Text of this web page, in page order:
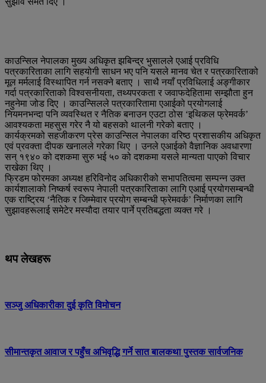
काउन्सिल नेपालका मुख्य अधिकृत झबिन्द्र भुसालले एआई प्रविधि
पत्रकारिताका लागि सहयोगी साधन भए पनि यसले मानव चेत र पत्रकारिताको
मूल मर्मलाई विस्थापित गर्न नसक्ने बताए । साथै नयाँ प्रविधिलाई अङ्गीकार
गर्दा पत्रकारिताको विश्वसनीयता, तथ्यपरकता र जवाफदेहितामा सम्झौता हुन
नहुनेमा जोड दिए । काउन्सिलले पत्रकारितामा एआईको प्रयोगलाई
नियमनभन्दा पनि व्यवस्थित र नैतिक बनाउन एउटा ठोस ‘इथिकल फ्रेमवर्क’
आवश्यकता महसुस गरेर नै यो बहसको थालनी गरेको बताए ।
कार्यक्रमको सहजीकरण प्रेस काउन्सिल नेपालका वरिष्ठ प्रशासकीय अधिकृत
एवं प्रवक्ता दीपक खनालले गरेका थिए । उनले एआईको वैज्ञानिक अवधारणा
सन् १९४० को दशकमा सुरु भई ५० को दशकमा यसले मान्यता पाएको विचार
राखेका थिए ।
फ्रिडम फोरमका अध्यक्ष हरिविनोद अधिकारीको सभापतित्वमा सम्पन्न उक्त
कार्यशालाको निष्कर्ष स्वरूप नेपाली पत्रकारिताका लागि एआई प्रयोगसम्बन्धी
एक राष्ट्रिय ‘नैतिक र जिम्मेवार प्रयोग सम्बन्धी फ्रेमवर्क’ निर्माणका लागि
सुझावहरूलाई समेटेर मस्यौदा तयार पार्ने प्रतिबद्धता व्यक्त गरे ।
थप लेखहरू
सञ्जु अधिकारीका दुई कृति विमोचन
सीमान्तकृत आवाज र पहुँच अभिवृद्धि गर्ने सात बालकथा पुस्तक सार्वजनिक